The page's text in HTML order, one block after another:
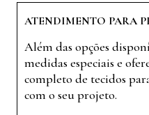
ATENDIMENTO PARA
Além das opções
medidas especiais e
completo de tecidos
com o seu projeto.